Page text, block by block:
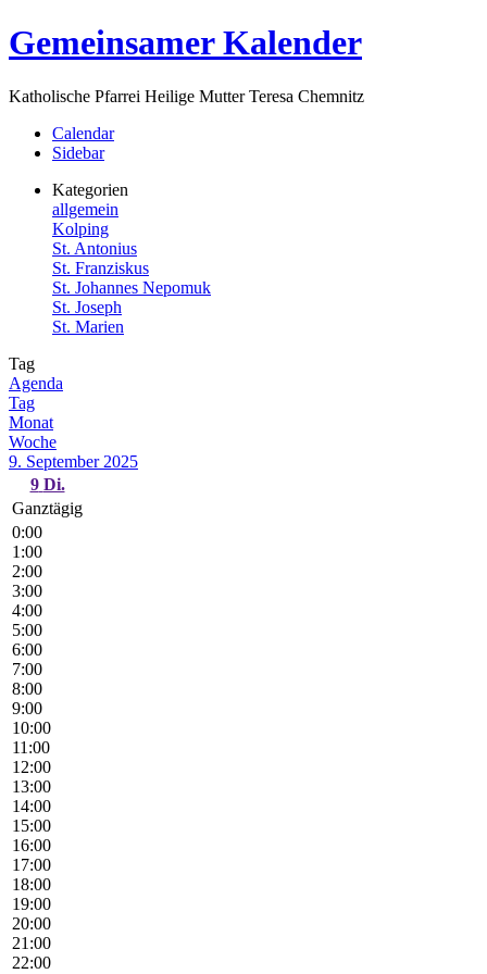
Zum
Inhalt
Gemeinsamer Kalender
Katholische Pfarrei Heilige Mutter Teresa Chemnitz
Menü
Calendar
Sidebar
Kategorien
allgemein
Kolping
St. Antonius
St. Franziskus
St. Johannes Nepomuk
St. Joseph
St. Marien
Tag
Agenda
Tag
Monat
Woche
9. September 2025
9 Di.
Ganztägig
0:00
1:00
2:00
3:00
4:00
5:00
6:00
7:00
8:00
9:00
10:00
11:00
12:00
13:00
14:00
15:00
16:00
17:00
18:00
19:00
20:00
21:00
22:00